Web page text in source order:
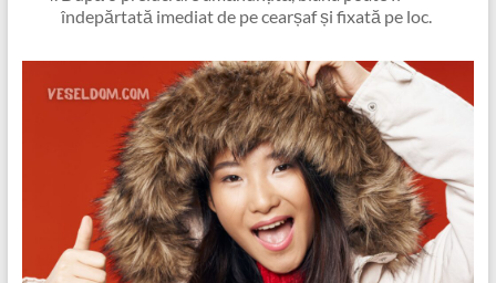
îndepărtată imediat de pe cearșaf și fixată pe loc.